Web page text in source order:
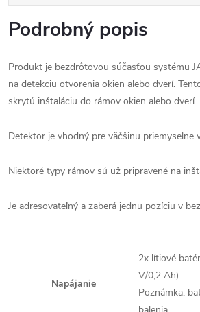
Podrobný popis
Produkt je bezdrôtovou súčasťou systému
na detekciu otvorenia okien alebo dverí.
skrytú inštaláciu do rámov okien alebo dverí.
Detektor je vhodný pre väčšinu priemyselne
Niektoré typy rámov sú už pripravené na
Je adresovateľný a zaberá jednu pozíciu v
Napájanie
2x lítiové
V/0,2 Ah)
Poznámka: